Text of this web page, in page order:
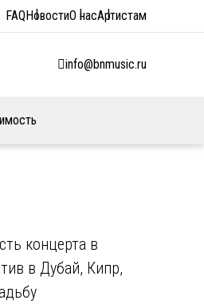
FAQНовостиО насАртистам
info@bnmusic.ru
концерта в
в Дубай, Кипр,